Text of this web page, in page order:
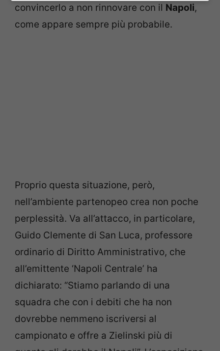
convincerlo a non rinnovare con il Napoli,
come appare sempre più probabile.
Proprio questa situazione, però,
nell’ambiente partenopeo crea non poche
perplessità. Va all’attacco, in particolare,
Guido Clemente di San Luca, professore
ordinario di Diritto Amministrativo, che
all’emittente ‘Napoli Centrale’ ha
dichiarato: “Stiamo parlando di una
squadra che con i debiti che ha non
dovrebbe nemmeno iscriversi al
campionato e offre a Zielinski più di